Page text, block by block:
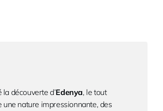
découverte d’Edenya, le tout
nature impressionnante, des